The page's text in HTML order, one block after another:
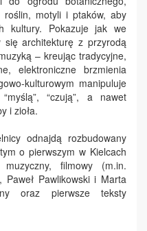
roślin, motyli i ptaków, aby
kultury. Pokazuje jak we
się architekturę z przyrodą
– kreując tradycyjne,
elektroniczne brzmienia
kulturowym manipuluje
“czują”, a nawet
i zioła.
odnajdą rozbudowany
o pierwszym w Kielcach
filmowy (m.in.
Pawlikowski i Marta
oraz pierwsze teksty